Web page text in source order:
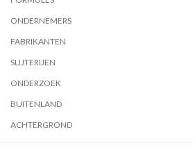
ONDERNEMERS
FABRIKANTEN
SLIJTERIJEN
ONDERZOEK
BUITENLAND
ACHTERGROND